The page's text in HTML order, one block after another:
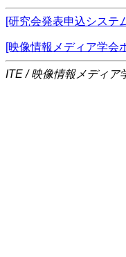
[研究会発表申込システ
[映像情報メディア学会
ITE / 映像情報メディア